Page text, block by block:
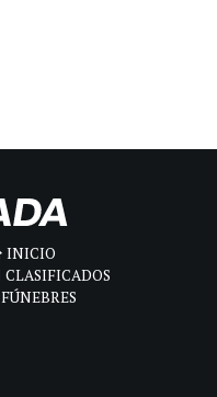
INICIO
CLASIFICADOS
FÚNEBRES